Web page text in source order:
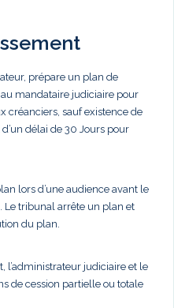
prépare un plan de
mandataire judiciaire pour
créanciers, sauf existence de
délai de 30 Jours pour
lors d’une audience avant le
Le tribunal arrête un plan et
du plan.
l’administrateur judiciaire et le
de cession partielle ou totale